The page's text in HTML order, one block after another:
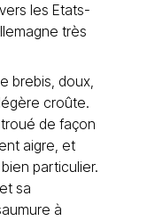
les Etats-
très
brebis, doux,
croûte.
troué de façon
aigre, et
particulier.
sa
à